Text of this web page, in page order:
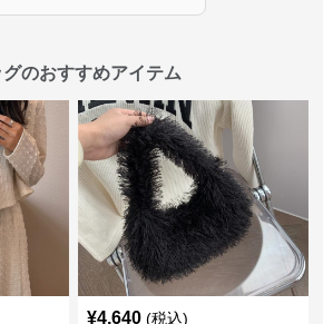
のおすすめアイテム
¥4,640 (税込)